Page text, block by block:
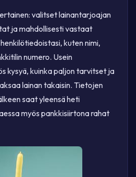
valitset lainantarjoajan
ja mahdollisesti vastaat
kuten nimi,
numero. Usein
kysyä, kuinka paljon tarvitset ja
lainan takaisin. Tietojen
saat yleensä heti
myös pankkisiirtona rahat